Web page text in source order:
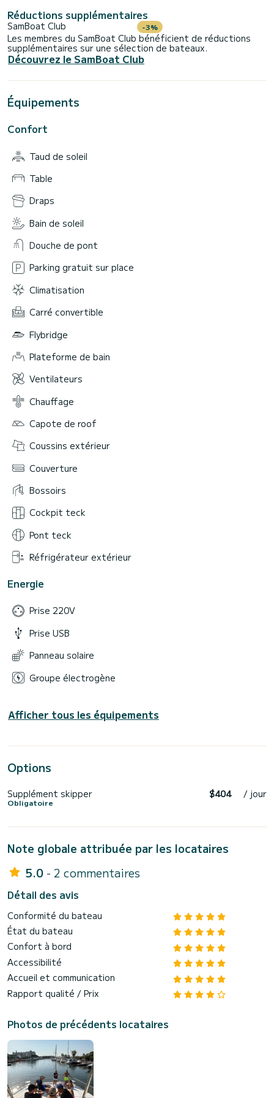
Réductions supplémentaires
SamBoat Club -3%
Les membres du SamBoat Club bénéficient de réductions
supplémentaires sur une sélection de bateaux.
Découvrez le SamBoat Club
Équipements
Confort
Taud de soleil
Table
Draps
Bain de soleil
Douche de pont
Parking gratuit sur place
Climatisation
Carré convertible
Flybridge
Plateforme de bain
Ventilateurs
Chauffage
Capote de roof
Coussins extérieur
Couverture
Bossoirs
Cockpit teck
Pont teck
Réfrigérateur extérieur
Energie
Prise 220V
Prise USB
Panneau solaire
Groupe électrogène
Afficher tous les équipements
Options
Supplément skipper
Obligatoire
$404 / jour
Note globale attribuée par les locataires
5.0 - 2 commentaires
Détail des avis
Conformité du bateau
État du bateau
Confort à bord
Accessibilité
Accueil et communication
Rapport qualité / Prix
Photos de précédents locataires